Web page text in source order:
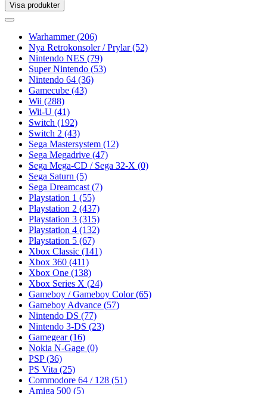
Visa produkter
Toggle
Toggle
navigationWarhammer(206)
Nya Retrokonsoler / Prylar(52)
Nintendo NES (79)
Super Nintendo (53)
Nintendo 64 (36)
Gamecube (43)
Wii (288)
Wii-U (41)
Switch (192)
Switch 2 (43)
Sega Mastersystem (12)
Sega Megadrive (47)
Sega Mega-CD / Sega 32-X (0)
Sega Saturn (5)
Sega Dreamcast (7)
Playstation 1 (55)
Playstation 2 (437)
Playstation 3 (315)
Playstation 4 (132)
Playstation 5 (67)
Xbox Classic (141)
Xbox 360 (411)
Xbox One (138)
Xbox Series X (24)
Gameboy / Gameboy Color(65)
Gameboy Advance (57)
Nintendo DS (77)
Nintendo 3-DS (23)
Gamegear(16)
Nokia N-Gage (0)
PSP(36)
PS Vita (25)
Commodore 64 / 128 (51)
Amiga 500 (5)